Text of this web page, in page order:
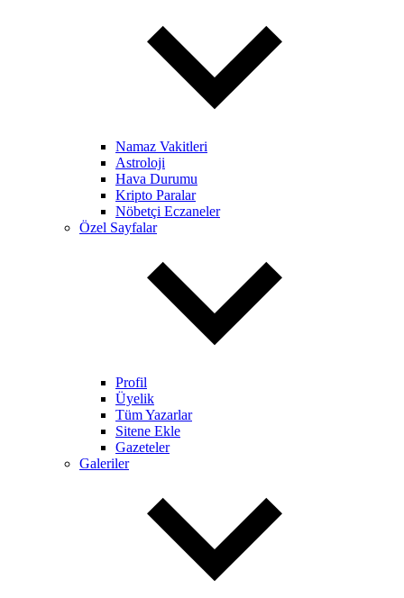
Namaz Vakitleri
Astroloji
Hava Durumu
Kripto Paralar
Nöbetçi Eczaneler
Özel Sayfalar
Profil
Üyelik
Tüm Yazarlar
Sitene Ekle
Gazeteler
Galeriler